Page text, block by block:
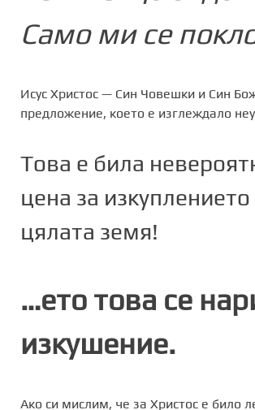
Само ми се
Исус Христос — Син Човешки и Син
предложение, което е изглеждало
Това е била
цена за изкуплението
цялата земя!
…ето това се
изкушение.
Ако си мислим, че за Христос е било